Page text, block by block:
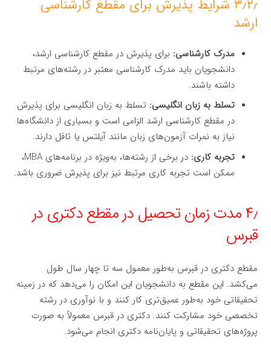
۳٫۲٫ شرایط پذیرش برای مقطع کارشناسی
ارشد
مدرک کارشناسی: برای پذیرش در مقطع کارشناسی ارشد،
دانشجویان باید مدرک کارشناسی معتبر در رشته‌های مرتبط
داشته باشند.
تسلط به زبان انگلیسی: تسلط به زبان انگلیسی برای پذیرش
در مقطع کارشناسی ارشد الزامی است و بسیاری از دانشگاه‌ها
نیاز به نمرات آزمون‌های زبان مانند آیلتس یا تافل دارند.
تجربه کاری:
در برخی از رشته‌ها، به‌ویژه در برنامه‌های MBA،
ممکن است تجربه کاری مرتبط نیز برای پذیرش ضروری باشد.
۴٫ مدت زمان تحصیل در مقطع دکتری در
قبرس
مقطع دکتری در قبرس به‌طور معمول سه تا چهار سال طول
می‌کشد. این مقطع به دانشجویان این امکان را می‌دهد که در زمینه
تحقیقاتی خود به‌طور عمیق‌تری کار کنند و با نوآوری در رشته
تخصصی خود مشارکت کنند. دکتری در قبرس معمولاً به صورت
پروژه‌های تحقیقاتی و پایان‌نامه دکتری انجام می‌شود.